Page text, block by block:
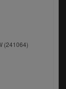
(241064)